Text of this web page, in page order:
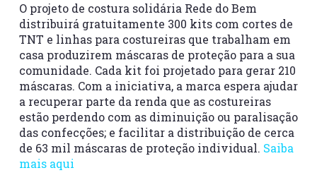
O projeto de costura solidária Rede do Bem
distribuirá gratuitamente 300 kits com cortes de
TNT e linhas para costureiras que trabalham em
casa produzirem máscaras de proteção para a sua
comunidade. Cada kit foi projetado para gerar 210
máscaras. Com a iniciativa, a marca espera ajudar
a recuperar parte da renda que as costureiras
estão perdendo com as diminuição ou paralisação
das confecções; e facilitar a distribuição de cerca
de 63 mil máscaras de proteção individual. Saiba
mais aqui